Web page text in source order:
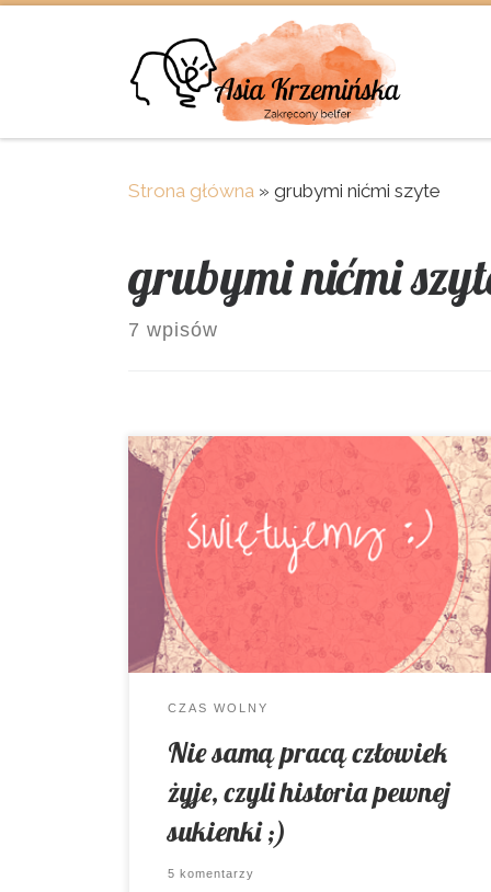
Strona główna » grubymi nićmi szyte
grubymi nićmi
7 wpisów
Rowerowa dzianina. Kiedy ją
zobaczyłam pierwszy raz , od razu
wiedziałam, że muszę coś z niej uszyć.
Tylko co? Myślenie nie zajęło mi wiele
czasu. Choć niezbyt często można mnie
było do tej pory zobaczyć w sukience, to
własnie na tę część garderoby padł
CZAS WOLNY
Nie samą pracą człowiek
żyje, czyli historia pewnej
sukienki ;)
5 komentarzy